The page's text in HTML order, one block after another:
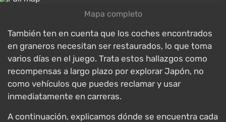
Mapa completo
También ten en cuenta que los coches encontrados
en graneros necesitan ser restaurados, lo que toma
varios días en el juego. Trata estos hallazgos como
recompensas a largo plazo por explorar Japón, no
como vehículos que puedes reclamar y usar
inmediatamente en carreras.
A continuación, explicamos dónde se encuentra cada